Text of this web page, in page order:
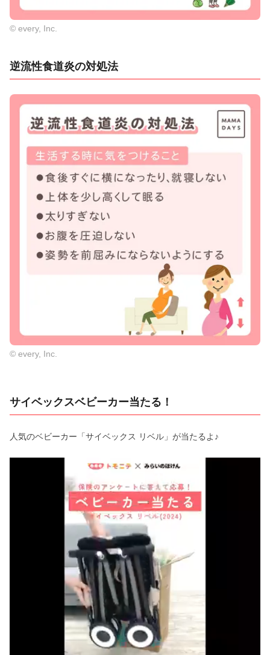
© every, Inc.
逆流性食道炎の対処法
© every, Inc.
サイベックスベビーカー当たる！
人気のベビーカー「サイベックス リベル」が当たるよ♪